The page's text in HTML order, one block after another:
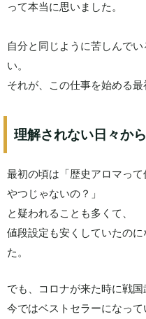
って本当に思いました。
自分と同じように苦しんで
い。
それが、この仕事を始める最
理解されない日々か
最初の頃は「歴史アロマっ
やつじゃないの？」
と疑われることも多くて、
値段設定も安くしていたの
た。
でも、コロナが来た時に戦国
今ではベストセラーになっ